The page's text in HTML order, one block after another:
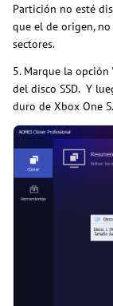
Partición no esté
que el de origen,
sectores.
5. Marque la opción
del disco SSD. Y
duro de Xbox One S.